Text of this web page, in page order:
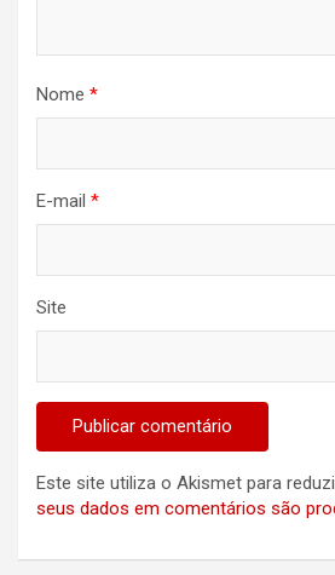
Nome *
E-mail *
Site
Este site utiliza o Akismet para
seus dados em comentários são